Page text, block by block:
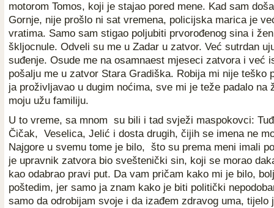
motorom Tomos, koji je stajao pored mene. Kad sam
Gornje, nije prošlo ni sat vremena, policijska marica je
vratima. Samo sam stigao poljubiti prvorođenog sina i
škljocnule. Odveli su me u Zadar u zatvor. Već sutrdan
suđenje. Osude me na osamnaest mjeseci zatvora i već
pošalju me u zatvor Stara Gradiška. Robija mi nije teško
ja proživljavao u dugim noćima, sve mi je teže padalo na
moju užu familiju.
U to vreme, sa mnom su bili i tad svježi maspokovci:
Čičak, Veselica, Jelić i dosta drugih, čijih se imena ne
Najgore u svemu tome je bilo, što su prema meni imali
je upravnik zatvora bio sveštenički sin, koji se morao
kao odabrao pravi put. Da vam pričam kako mi je bilo,
poštedim, jer samo ja znam kako je biti politički
samo da odrobijam svoje i da izađem zdravog uma, tijelo